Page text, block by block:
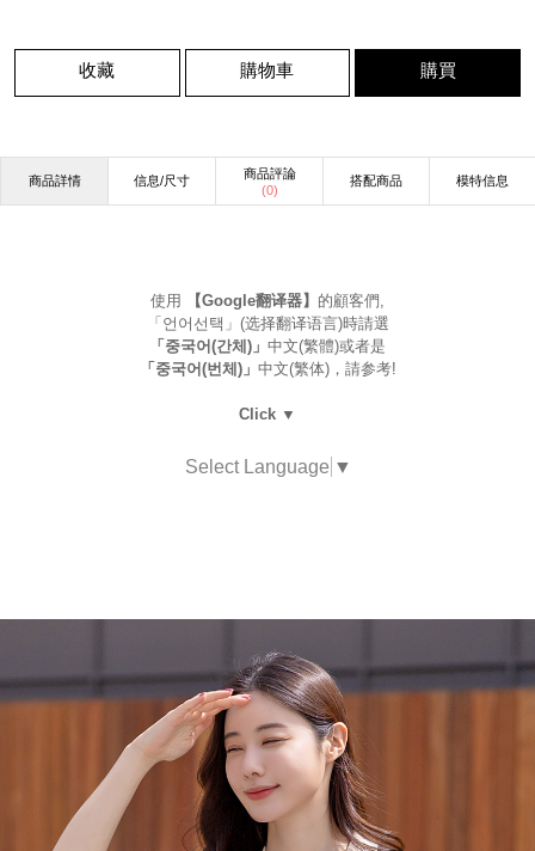
收藏 購物車 購買
商品詳情 信息/尺寸
商品評論
(0)
搭配商品 模特信息
使用 【Google翻译器】 的顧客們,
「언어선택」(选择翻译语言)時請選
「중국어(간체)」 中文(繁體)或者是
「중국어(번체)」 中文(繁体)，請参考!
Click ▼
Select Language ▼